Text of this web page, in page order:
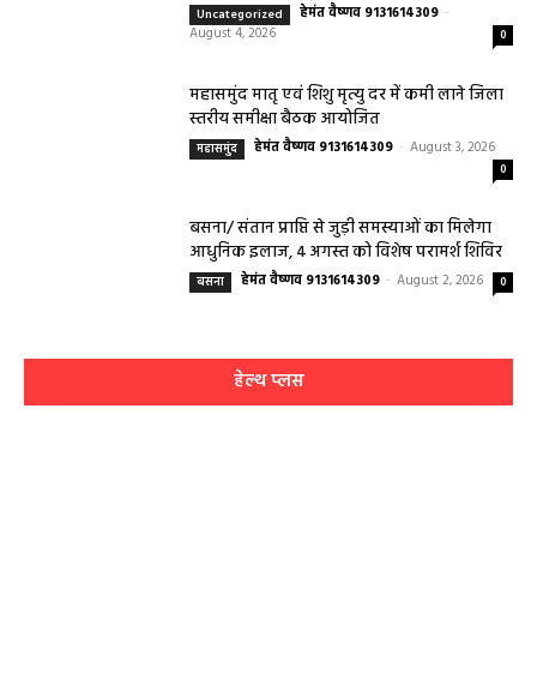
Uncategorized हेमंत वैष्णव 9131614309 -
August 4, 2026
0
महासमुंद मातृ एवं शिशु मृत्यु दर में कमी लाने जिला
स्तरीय समीक्षा बैठक आयोजित
महासमुंद हेमंत वैष्णव 9131614309 - August 3, 2026
0
बसना/ संतान प्राप्ति से जुड़ी समस्याओं का मिलेगा
आधुनिक इलाज, 4 अगस्त को विशेष परामर्श शिविर
बसना हेमंत वैष्णव 9131614309 - August 2, 2026 0
हेल्थ प्लस